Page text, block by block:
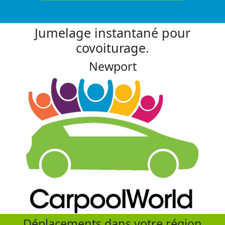
Jumelage instantané pour
covoiturage.
Newport